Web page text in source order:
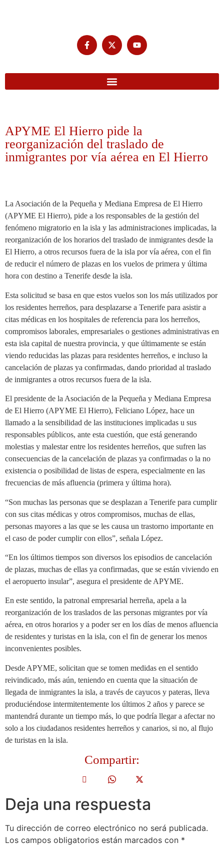
APYME El Hierro pide la
reorganización del traslado de
inmigrantes por vía aérea en El Hierro
La Asociación de la Pequeña y Mediana Empresa de El Hierro
(APYME El Hierro), pide a los responsables de la gestión del
fenómeno migratorio en la isla y las administraciones implicadas, la
reorganización de los horarios del traslado de inmigrantes desde la
El Hierro, a otros recursos fuera de la isla por vía aérea, con el fin
de reducir el número de plazas en los vuelos de primera y última
hora con destino a Tenerife desde la isla.
Esta solicitud se basa en que estos vuelos son los más utilizados por
los residentes herreños, para desplazarse a Tenerife para asistir a
citas médicas en los hospitales de referencia para los herreños,
compromisos laborales, empresariales o gestiones administrativas en
esta isla capital de nuestra provincia, y que últimamente se están
viendo reducidas las plazas para residentes herreños, e incluso la
cancelación de plazas ya confirmadas, dando prioridad al traslado
de inmigrantes a otros recursos fuera de la isla.
El presidente de la Asociación de la Pequeña y Mediana Empresa
de El Hierro (APYME El Hierro), Feliciano López, hace un
llamado a la sensibilidad de las instituciones implicadas u sus
responsables públicos, ante esta cuestión, que está generando
molestias y malestar entre los residentes herreños, que sufren las
consecuencias de la cancelación de plazas ya confirmadas o la no
existencia o posibilidad de listas de espera, especialmente en las
frecuencias de más afluencia (primera y última hora).
“Son muchas las personas que se desplazan a Tenerife para cumplir
con sus citas médicas y otros compromisos, muchas de ellas,
personas mayores a las que se les causa un trastorno importante en
el caso de poder cumplir con ellos”, señala López.
“En los últimos tiempos son diversos los episodios de cancelación
de plazas, muchas de ellas ya confirmadas, que se están viviendo en
el aeropuerto insular”, asegura el presidente de APYME.
En este sentido, la patronal empresarial herreña, apela a la
reorganización de los traslados de las personas migrantes por vía
aérea, en otros horarios y a poder ser en los días de menos afluencia
de residentes y turistas en la isla, con el fin de generar los menos
inconvenientes posibles.
Desde APYME, solicitan que se tomen medidas en el sentido
reivindicado, más aún, teniendo en cuenta que la situación de
llegada de inmigrantes la isla, a través de cayucos y pateras, lleva
produciéndose intermitentemente los últimos 2 años y parece se
mantendrá durante un tiempo más, lo que podría llegar a afectar no
solo a los ciudadanos residentes herreños y canarios, si no, al flujo
de turistas en la isla.
Compartir:
Deja una respuesta
Tu dirección de correo electrónico no será publicada.
Los campos obligatorios están marcados con *